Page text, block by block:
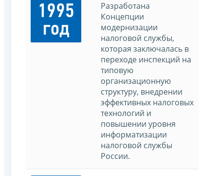
1995
год
Разработана
Концепции
модернизации
налоговой службы,
которая заключалась в
переходе инспекций на
типовую
организационную
структуру, внедрении
эффективных налоговых
технологий и
повышении уровня
информатизации
налоговой службы
России.